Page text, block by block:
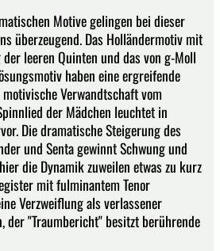
Motive gelingen bei dieser
überzeugend. Das Holländermotiv mit
leeren Quinten und das von g-Moll
haben eine ergreifende
Verwandtschaft vom
der Mädchen leuchtet in
Die dramatische Steigerung des
und Senta gewinnt Schwung und
die Dynamik zuweilen etwas zu kurz
mit fulminantem Tenor
Verzweiflung als verlassener
"Traumbericht" besitzt berührende